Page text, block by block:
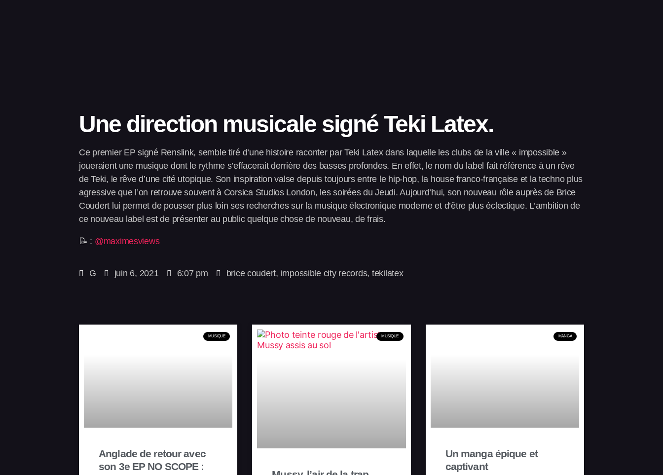
Une direction musicale signé Teki Latex.
Ce premier EP signé Renslink, semble tiré d’une histoire raconter par Teki Latex dans laquelle les clubs de la ville « impossible »
joueraient une musique dont le rythme s’effacerait derrière des basses profondes. En effet, le nom du label fait référence à un rêve
de Teki, le rêve d’une cité utopique. Son inspiration valse depuis toujours entre le hip‑hop, la house franco‑française et la techno plus
agressive que l’on retrouve souvent à Corsica Studios London, les soirées du Jeudi. Aujourd’hui, son nouveau rôle auprès de Brice
Coudert lui permet de pousser plus loin ses recherches sur la musique électronique moderne et d’être plus éclectique. L’ambition de
ce nouveau label est de présenter au public quelque chose de nouveau, de frais.
📝 : @maximesviews
G juin 6, 2021 6:07 pm brice coudert, impossible city records, tekilatex
MUSIQUE
Anglade de retour avec
son 3e EP NO SCOPE :
MUSIQUE MANGA
Un manga épique et
captivant